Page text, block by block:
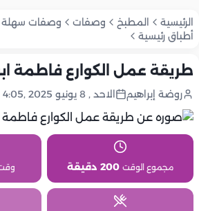
الرئيسية المطبخ وصفات
وصفات سهلة
أطباق رئيسية
طريقة عمل الكوارع فاطمة
روضة إبراهيم الاحد , 8 يونيو 2025 ,4:05 م
مجموع الوقت 200 دقيقة